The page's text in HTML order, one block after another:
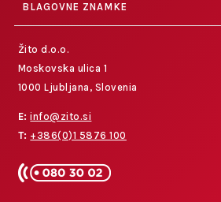
BLAGOVNE ZNAMKE
Žito d.o.o.
Moskovska ulica 1
1000 Ljubljana, Slovenia
E: info@zito.si
T: +386(0)1 5876 100